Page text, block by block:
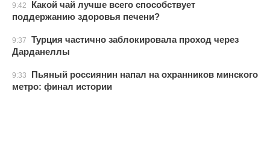
9:42
Какой чай лучше всего способствует
поддержанию здоровья печени?
9:37
Турция частично заблокировала проход через
Дарданеллы
9:33
Пьяный россиянин напал на охранников минского
метро: финал истории